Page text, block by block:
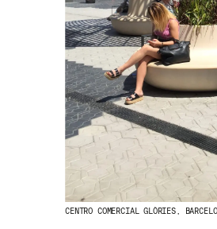
CENTRO COMERCIAL GLÒRIES,